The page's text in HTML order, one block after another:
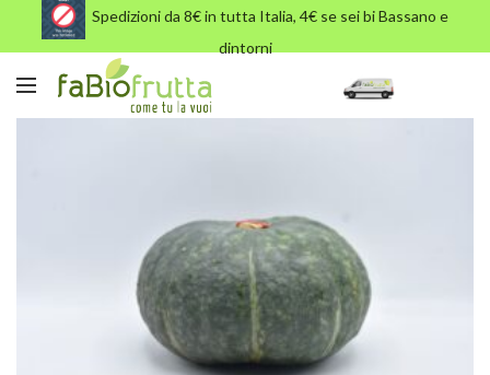
Spedizioni da 8€ in tutta Italia, 4€ se sei bi Bassano e
dintorni
B ZUCCA